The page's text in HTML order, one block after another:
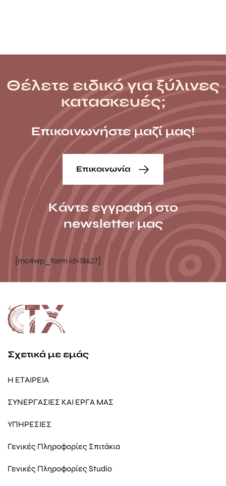
Θέλετε ειδικό για ξύλινες
κατασκευές;
Επικοινωνήστε μαζί μας!
Επικοινωνία
Κάντε εγγραφή στο
newsletter μας
[mc4wp_form id=18627]
Σχετικά με εμάς
Η ΕΤΑΙΡΕΙΑ
ΣΥΝΕΡΓΑΣΙΕΣ ΚΑΙ ΕΡΓΑ ΜΑΣ
ΥΠΗΡΕΣΙΕΣ
Γενικές Πληροφορίες Σπιτάκια
Γενικές Πληροφορίες Studio